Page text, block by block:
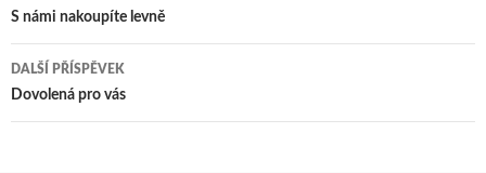
pro
příspěvky
S námi nakoupíte levně
DALŠÍ PŘÍSPĚVEK
Dovolená pro vás